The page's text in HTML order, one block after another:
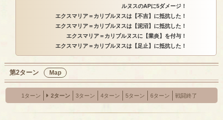
ルヌスのAPに5ダメージ！
エクスマリア＝カリブルヌスは【不吉】に抵抗した！
エクスマリア＝カリブルヌスは【泥沼】に抵抗した！
エクスマリア＝カリブルヌスに【業炎】を付与！
エクスマリア＝カリブルヌスは【足止】に抵抗した！
第2ターン Map
1ターン 2ターン 3ターン 4ターン 5ターン 6ターン 戦闘終了